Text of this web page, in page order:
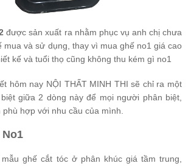
được sản xuất ra nhằm phục vụ anh chị chưa
mua và sử dụng, thay vì mua ghế no1 giá cao
kế và tuổi thọ cũng không thu kém gì no1
hôm nay NỘI THẤT MINH THI sẽ chỉ ra một
giữa 2 dòng này để mọi người phân biệt,
hợp với nhu cầu của mình.
mẫu ghế cắt tóc ở phân khúc giá tầm trung,